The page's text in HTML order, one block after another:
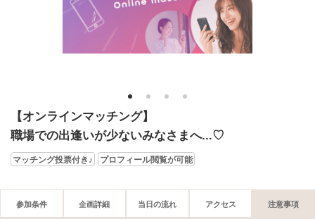
1 2 3 4
【オンラインマッチング】
職場での出逢いが少ないみなさまへ...♡
マッチング投票付き♪ プロフィール閲覧が可能
参加条件 企画詳細 当日の流れ アクセス 注意事項